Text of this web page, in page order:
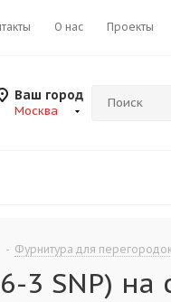
О нас Проекты
Ваш город
Москва
- Фурнитура для
3 SNP)